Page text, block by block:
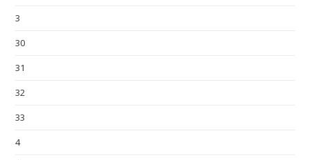
3
30
31
32
33
4